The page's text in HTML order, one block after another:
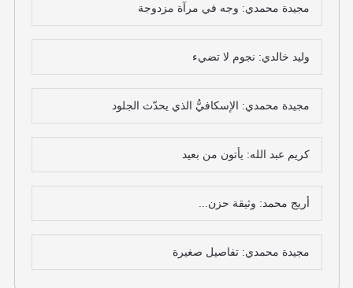
مجيدة محمدي: وجه في مرآة مزدوجة
وليد خالدي: نجوم لا تضيء
مجيدة محمدي: الإسكافيُّ الذي يحدّث الجلود
كريم عبد الله: يأتون من بعيد
أريج محمد: وثيقة حزن...
مجيدة محمدي: تفاصيل صغيرة